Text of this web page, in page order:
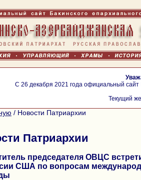
С 26 декабря 2021 года официальный
Текущий
/ Новости Патриархии
Патриархии
председателя ОВЦС
США по вопросам